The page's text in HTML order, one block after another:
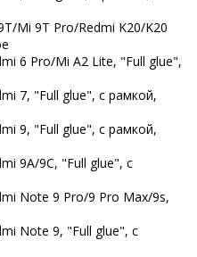
Mi 9T Pro/Redmi K20/K20
6 Pro/Mi A2 Lite, "Full glue",
7, "Full glue", с рамкой,
9, "Full glue", с рамкой,
9A/9C, "Full glue", с
Note 9 Pro/9 Pro Max/9s,
Note 9, "Full glue", с